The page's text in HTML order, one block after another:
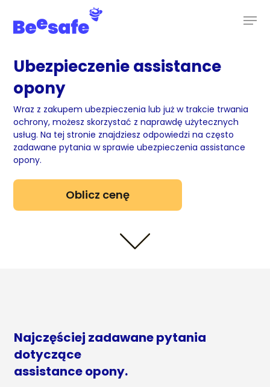
main
Ubezpieczenie assistance
opony
Wraz z zakupem ubezpieczenia lub już w trakcie trwania
ochrony, możesz skorzystać z naprawdę użytecznych
usług. Na tej stronie znajdziesz odpowiedzi na często
zadawane pytania w sprawie ubezpieczenia assistance
opony.
Oblicz cenę
Najczęściej zadawane pytania
dotyczące
assistance opony.